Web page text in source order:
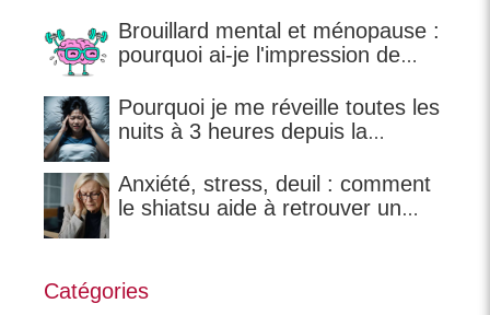
Brouillard mental et ménopause :
pourquoi ai-je l'impression de
Pourquoi je me réveille toutes les
nuits à 3 heures depuis la
Anxiété, stress, deuil : comment
le shiatsu aide à retrouver un
Catégories